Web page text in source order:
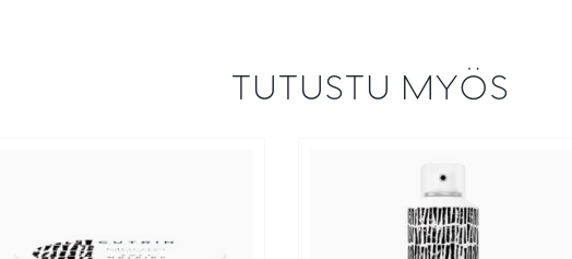
TUTUSTU MYÖS